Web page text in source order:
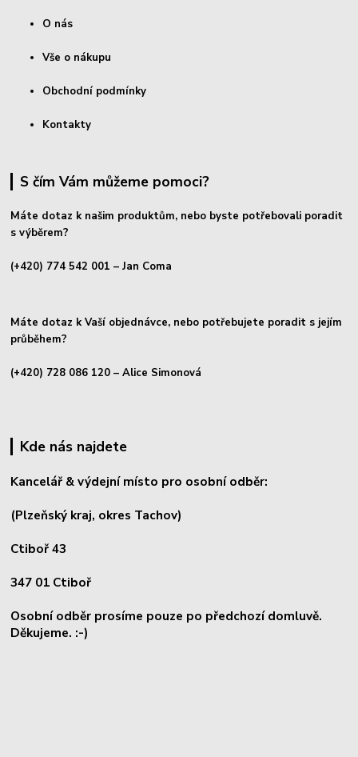
O nás
Vše o nákupu
Obchodní podmínky
Kontakty
S čím Vám můžeme pomoci?
Máte dotaz k našim produktům, nebo byste potřebovali poradit
s výběrem?
(+420) 774 542 001 – Jan Coma
Máte dotaz k Vaší objednávce, nebo potřebujete poradit s jejím
průběhem?
(+420) 728 086 120 – Alice Simonová
Kde nás najdete
Kancelář & výdejní místo pro osobní odběr:
(Plzeňský kraj, okres Tachov)
Ctiboř 43
347 01 Ctiboř
Osobní odběr prosíme pouze po předchozí domluvě.
Děkujeme. :-)